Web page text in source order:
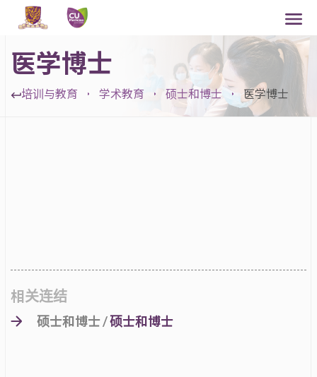
医学博士
培训与教育 学术教育 硕士和博士 医学博士
相关连结
硕士和博士 /硕士和博士